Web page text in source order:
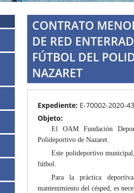
CONTRATO
DE RED
FÚTBOL DEL
NAZARET
Expediente: E-70002-2020-
Objeto:
El OAM Fundación
Polideportivo de Nazaret.
Este polideportivo
fútbol.
Para la práctica
mantenimiento del césped, es